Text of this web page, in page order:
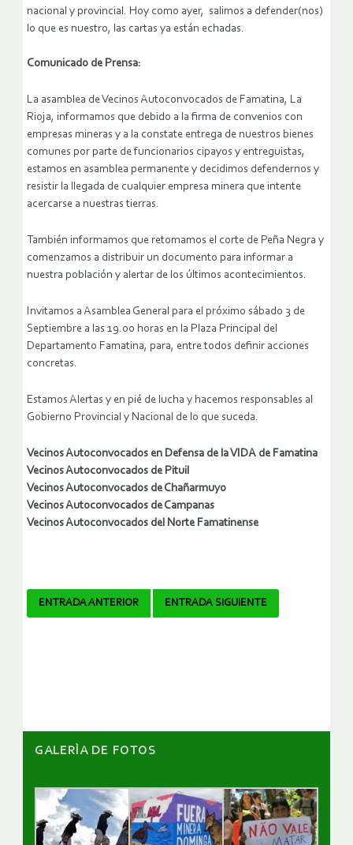
nacional y provincial. Hoy como ayer, salimos a defender(nos)
lo que es nuestro, las cartas ya están echadas.
Comunicado de Prensa:
La asamblea de Vecinos Autoconvocados de Famatina, La
Rioja, informamos que debido a la firma de convenios con
empresas mineras y a la constate entrega de nuestros bienes
comunes por parte de funcionarios cipayos y entreguistas,
estamos en asamblea permanente y decidimos defendernos y
resistir la llegada de cualquier empresa minera que intente
acercarse a nuestras tierras.
También informamos que retomamos el corte de Peña Negra y
comenzamos a distribuir un documento para informar a
nuestra población y alertar de los últimos acontecimientos.
Invitamos a Asamblea General para el próximo sábado 3 de
Septiembre a las 19.00 horas en la Plaza Principal del
Departamento Famatina, para, entre todos definir acciones
concretas.
Estamos Alertas y en pié de lucha y hacemos responsables al
Gobierno Provincial y Nacional de lo que suceda.
Vecinos Autoconvocados en Defensa de la VIDA de Famatina
Vecinos Autoconvocados de Pituil
Vecinos Autoconvocados de Chañarmuyo
Vecinos Autoconvocados de Campanas
Vecinos Autoconvocados del Norte Famatinense
Navegador
ENTRADA ANTERIOR ENTRADA SIGUIENTE
GALERÌA DE FOTOS